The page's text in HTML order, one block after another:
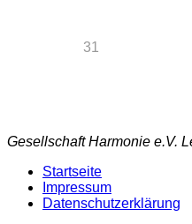
31
Gesellschaft Harmonie e.V.
Startseite
Impressum
Datenschutzerklärung